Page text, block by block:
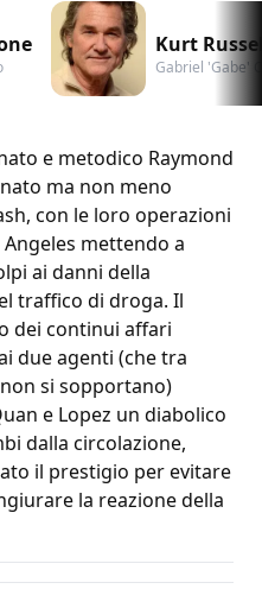
Kurt
Gabriel 'Gabe'
e metodico Raymond
ma non meno
con le loro operazioni
mettendo a
ai danni della
traffico di droga. Il
dei continui affari
due agenti (che tra
si sopportano)
e Lopez un diabolico
dalla circolazione,
il prestigio per evitare
la reazione della